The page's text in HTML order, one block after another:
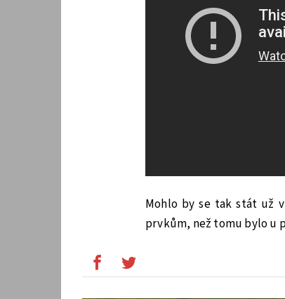
Mohlo by se tak stát už
prvkům, než tomu bylo u